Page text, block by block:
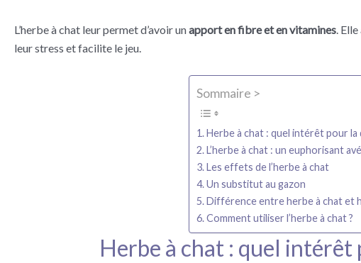
L’herbe à chat leur permet d’avoir unapport en fibre et en vitamines .
leur stress et facilite le jeu.
Sommaire >
Herbe à chat : quel intérêt pour la
L’herbe à chat : un euphorisant
Les effets de l’herbe à chat
Un substitut au gazon
Différence entre herbe à chat et
Comment utiliser l’herbe à chat ?
Herbe à chat : quel intérêt